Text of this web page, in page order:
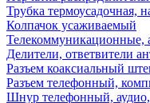
Трубка термоусадочная,
Колпачок усаживаемый
Телекоммуникационные,
Делители, ответвители
Разъем коаксиальный
Разъем телефонный,
Шнур телефонный,